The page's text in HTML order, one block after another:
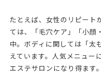
たとえば、女性のリピート
ては、「毛穴ケア」「小顔
中。ボディに関しては「太
えています。人気メニュー
エステサロンになり得ます。